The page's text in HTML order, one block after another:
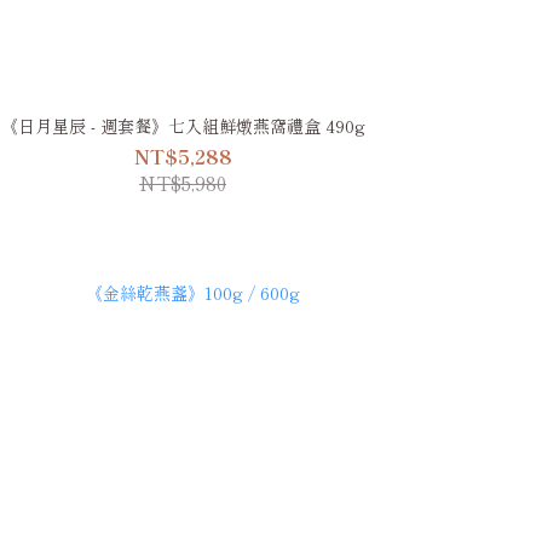
《日月星辰 - 週套餐》七入組鮮燉燕窩禮盒 490g
NT$5,288
NT$5,980